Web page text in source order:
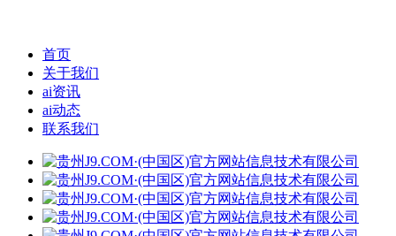
首页
关于我们
ai资讯
ai动态
联系我们